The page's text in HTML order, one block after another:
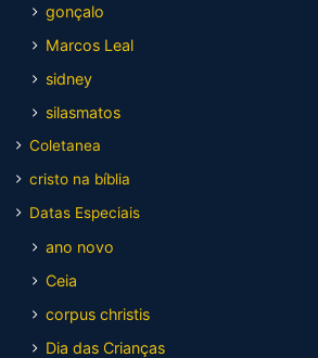
gonçalo
Marcos Leal
sidney
silasmatos
Coletanea
cristo na bíblia
Datas Especiais
ano novo
Ceia
corpus christis
Dia das Crianças